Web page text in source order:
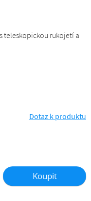
teleskopickou rukojetí a
Dotaz k produktu
Koupit